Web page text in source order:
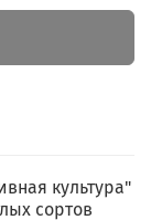
культура"
сортов